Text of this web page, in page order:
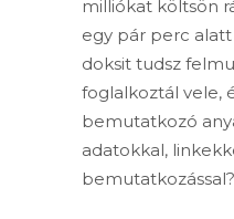
milliókat költsön
egy pár perc
doksit tudsz
foglalkoztál vele,
bemutatkozó
adatokkal,
bemutatkozással?